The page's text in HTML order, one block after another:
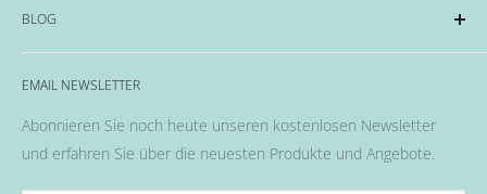
OPI
EMME Farben
Flüssigkeiten & Versiegelung
Pinsel
Nail Art
Datenschutzerklärung
Widerrufsrecht & Widerrufsformular
Allgemeine Geschäftsbedingungen
BLOG
Alles rund um das Thema Nägel, Nail Art und Co.
EMAIL NEWSLETTER
Abonnieren Sie noch heute unseren kostenlosen Newsletter
und erfahren Sie über die neuesten Produkte und Angebote.